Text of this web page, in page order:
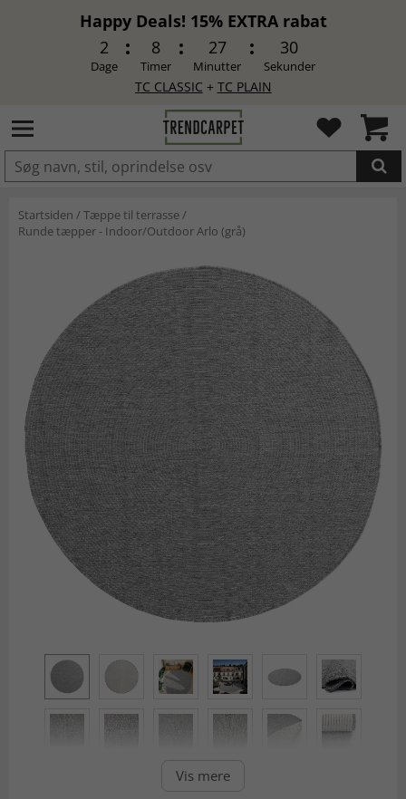
Happy Deals! 15% EXTRA rabat
2
Dage
8
Timer
27
Minutter
30
Sekunder
TC CLASSIC + TC PLAIN
LAGT I INDKØBSKURVEN.
Startsiden /Tæppe til terrasse/
Runde tæpper - Indoor/Outdoor Arlo (grå)
Vis mere